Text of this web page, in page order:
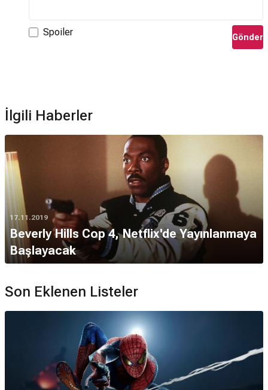
Spoiler Gönder
İlgili Haberler
17.11.2019
Beverly Hills Cop 4, Netflix'de Yayınlanmaya
Başlayacak
Son Eklenen Listeler